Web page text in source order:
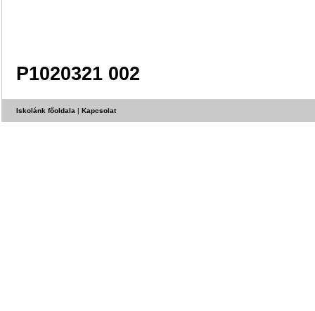
P1020321 002
Iskolánk főoldala | Kapcsolat